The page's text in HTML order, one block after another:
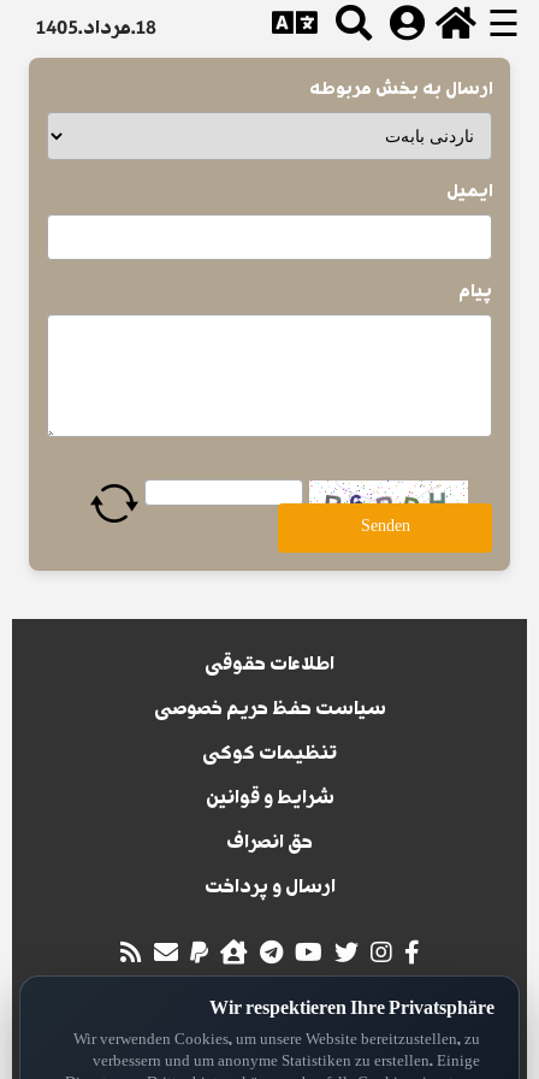
☰ 18.مرداد.1405
ارسال به بخش مربوطه
ایمیل
پیام
اطلاعات حقوقی
سیاست حفظ حریم خصوصی
تنظیمات کوکی
شرایط و قوانین
حق انصراف
ارسال و پرداخت
all rights reserved for
Hansa Digitall System Version: 2.3
Wir respektieren Ihre Privatsphäre
Wir verwenden Cookies, um unsere Website bereitzustellen, zu
verbessern und um anonyme Statistiken zu erstellen. Einige